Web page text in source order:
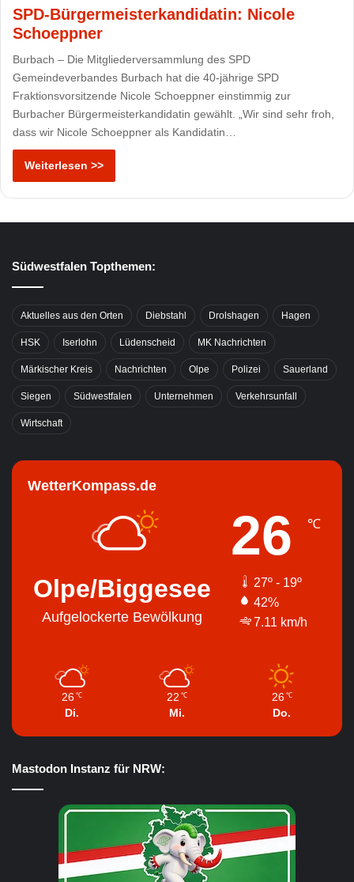
SPD-Bürgermeisterkandidatin: Nicole
Schoeppner
Burbach – Die Mitgliederversammlung des SPD
Gemeindeverbandes Burbach hat die 40-jährige SPD
Fraktionsvorsitzende Nicole Schoeppner einstimmig zur
Burbacher Bürgermeisterkandidatin gewählt. „Wir sind sehr froh,
dass wir Nicole Schoeppner als Kandidatin…
Weiterlesen >>
Südwestfalen Topthemen:
Aktuelles aus den Orten Diebstahl Drolshagen Hagen
HSK Iserlohn Lüdenscheid MK Nachrichten
Märkischer Kreis Nachrichten Olpe Polizei Sauerland
Siegen Südwestfalen Unternehmen Verkehrsunfall
Wirtschaft
WetterKompass.de
Olpe/Biggesee
Aufgelockerte Bewölkung
26 ℃
27º - 19º
42%
7.11 km/h
26 ℃
Di.
22 ℃
Mi.
26 ℃
Do.
Mastodon Instanz für NRW: